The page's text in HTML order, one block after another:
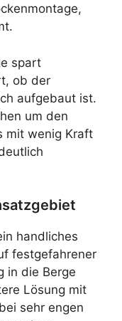
spart
ob der
aufgebaut ist.
um den
mit wenig Kraft
handliches
festgefahrener
in die Berge
Lösung mit
sehr engen